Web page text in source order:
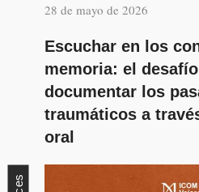
28 de mayo de 2026
Escuchar en los
memoria: el
documentar los
traumáticos a
oral